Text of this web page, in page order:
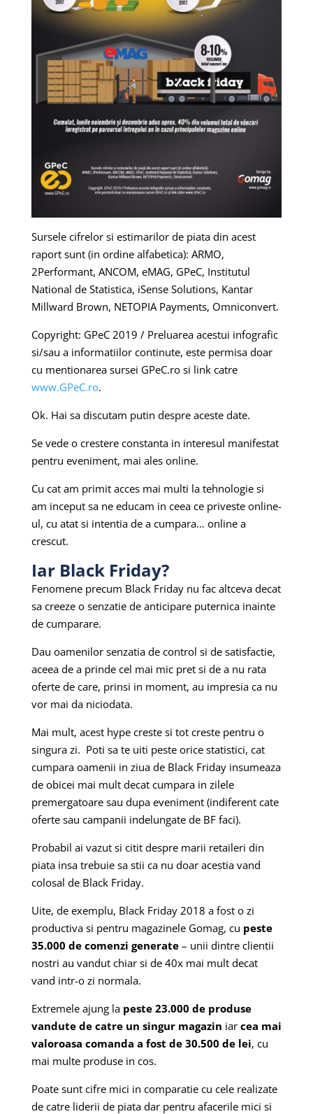
Sursele cifrelor si estimarilor de piata din acest
raport sunt (in ordine alfabetica): ARMO,
2Performant, ANCOM, eMAG, GPeC, Institutul
National de Statistica, iSense Solutions, Kantar
Millward Brown, NETOPIA Payments, Omniconvert.
Copyright: GPeC 2019 / Preluarea acestui infografic
si/sau a informatiilor continute, este permisa doar
cu mentionarea sursei GPeC.ro si link catre
www.GPeC.ro.
Ok. Hai sa discutam putin despre aceste date.
Se vede o crestere constanta in interesul manifestat
pentru eveniment, mai ales online.
Cu cat am primit acces mai multi la tehnologie si
am inceput sa ne educam in ceea ce priveste online-
ul, cu atat si intentia de a cumpara… online a
crescut.
Iar Black Friday?
Fenomene precum Black Friday nu fac altceva decat
sa creeze o senzatie de anticipare puternica inainte
de cumparare.
Dau oamenilor senzatia de control si de satisfactie,
aceea de a prinde cel mai mic pret si de a nu rata
oferte de care, prinsi in moment, au impresia ca nu
vor mai da niciodata.
Mai mult, acest hype creste si tot creste pentru o
singura zi. Poti sa te uiti peste orice statistici, cat
cumpara oamenii in ziua de Black Friday insumeaza
de obicei mai mult decat cumpara in zilele
premergatoare sau dupa eveniment (indiferent cate
oferte sau campanii indelungate de BF faci).
Probabil ai vazut si citit despre marii retaileri din
piata insa trebuie sa stii ca nu doar acestia vand
colosal de Black Friday.
Uite, de exemplu, Black Friday 2018 a fost o zi
productiva si pentru magazinele Gomag, cu peste
35.000 de comenzi generate– unii dintre clientii
nostri au vandut chiar si de 40x mai mult decat
vand intr-o zi normala.
Extremele ajung la peste 23.000 de produse
vandute de catre un singur magazin iar cea mai
valoroasa comanda a fost de 30.500 de lei, cu
mai multe produse in cos.
Poate sunt cifre mici in comparatie cu cele realizate
de catre liderii de piata dar pentru afacerile mici si